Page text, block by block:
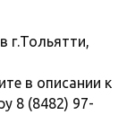
г.Тольятти,
в описании к
8 (8482) 97-